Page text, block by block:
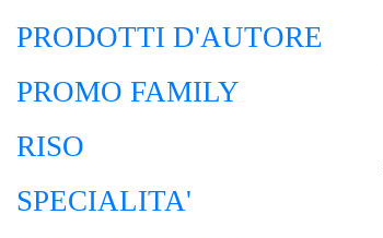
PRODOTTI D'AUTORE
PROMO FAMILY
RISO
SPECIALITA'